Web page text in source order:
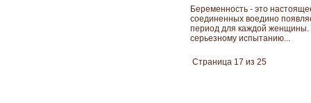
Беременность - это
соединенных воедино
период для каждой женщины.
серьезному испытанию...
Страница 17 из 25